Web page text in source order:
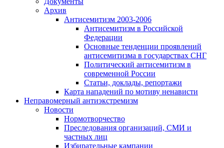
Архив
Антисемитизм 2003-2006
Антисемитизм в Российской
Федерации
Основные тенденции проявлений
антисемитизма в государствах СНГ
Политический антисемитизм в
современной России
Статьи, доклады, репортажи
Карта нападений по мотиву ненависти
Неправомерный антиэкстремизм
Новости
Нормотворчество
Преследования организаций, СМИ и
частных лиц
Избирательные кампании